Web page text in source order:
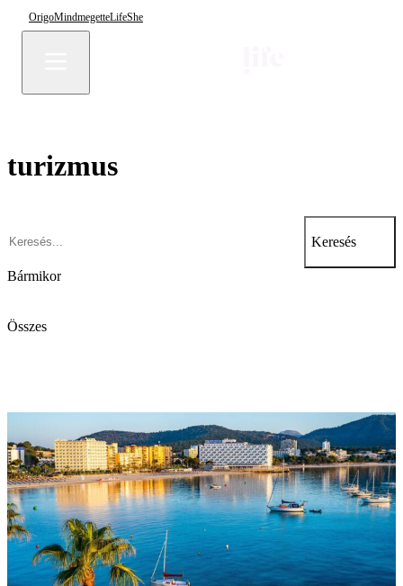
OrigoMindmegetteLifeShe
turizmus
Keresés
Bármikor
Összes